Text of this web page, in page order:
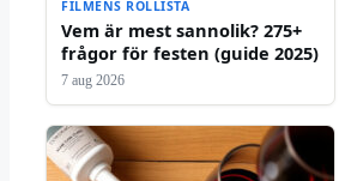
FILMENS ROLLISTA
Vem är mest sannolik? 275+
frågor för festen (guide 2025)
7 aug 2026